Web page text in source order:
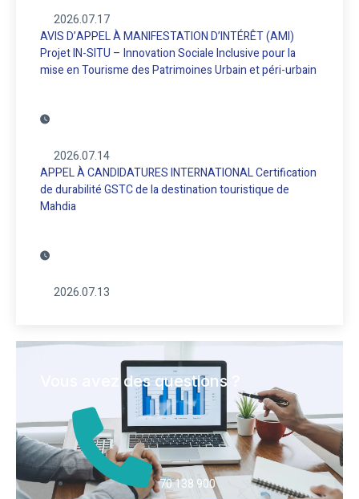
2026.07.17
AVIS D’APPEL À MANIFESTATION D’INTÉRÊT (AMI)
Projet IN-SITU – Innovation Sociale Inclusive pour la
mise en Tourisme des Patrimoines Urbain et péri-urbain
2026.07.14
APPEL À CANDIDATURES INTERNATIONAL Certification
de durabilité GSTC de la destination touristique de
Mahdia
2026.07.13
Vous avez des questions ?
70 138 900